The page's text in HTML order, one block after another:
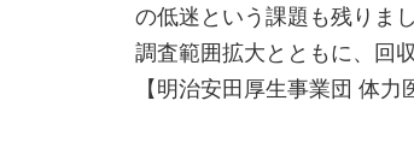
の低迷という課題も残りま
調査範囲拡大とともに、回
【明治安田厚生事業団 体